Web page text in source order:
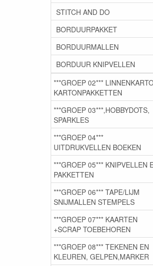
STITCH AND DO
BORDUURPAKKET
BORDUURMALLEN
BORDUUR KNIPVELLEN
***GROEP 02***
KARTONPAKKETTEN
***GROEP 03***,HOBBYDOTS,
SPARKLES
***GROEP 04***
UITDRUKVELLEN BOEKEN
***GROEP 05*** KNIPVELLEN
PAKKETTEN
***GROEP 06*** TAPE/LIJM
SNIJMALLEN STEMPELS
***GROEP 07*** KAARTEN
+SCRAP TOEBEHOREN
***GROEP 08*** TEKENEN EN
KLEUREN, GELPEN,MARKER